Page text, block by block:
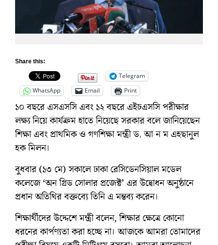
Share this:
Telegram
WhatsApp
Email Print
১০ বছরে এসএসসি এবং ১২ বছরে এইচএসসি পরীক্ষার
লক্ষ্য নিয়ে কার্যক্রম হাতে নিয়েছে সরকার বলে জানিয়েছেন
শিক্ষা এবং প্রাথমিক ও গণশিক্ষা মন্ত্রী ড. আ ন ম এহছানুল
হক মিলন।
বুধবার (১৩ মে) সকালে ঢাকা রেসিডেনসিয়াল মডেল
কলেজে ‘অন গ্রিড সোলার প্রজেক্ট’ এর উদ্বোধন অনুষ্ঠানে
প্রধান অতিথির বক্তব্যে তিনি এ মন্তব্য করেন।
শিক্ষার্থীদের উদ্দেশে মন্ত্রী বলেন, শিক্ষার ক্ষেত্রে কোনো
ধরনের কার্পণ্যতা করা হচ্ছে না। আজকে আমরা তোমাদের